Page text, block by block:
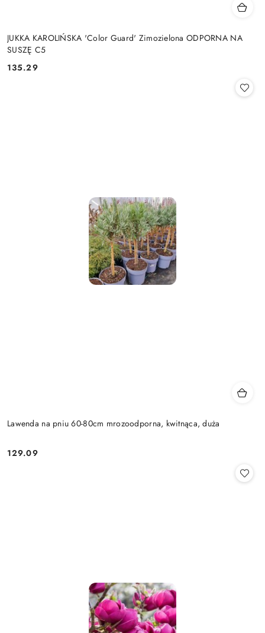
JUKKA KAROLIŃSKA 'Color Guard' Zimozielona ODPORNA NA
SUSZĘ C5
Cena:
135.29
Lawenda na pniu 60-80cm mrozoodporna, kwitnąca, duża
Cena:
129.09